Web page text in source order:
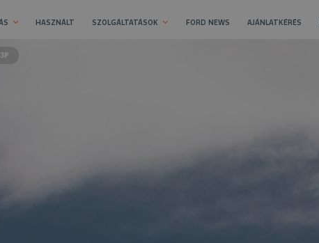
HASZNÁLT SZOLGÁLTATÁSOK FORD NEWS AJÁNLATKÉRÉS